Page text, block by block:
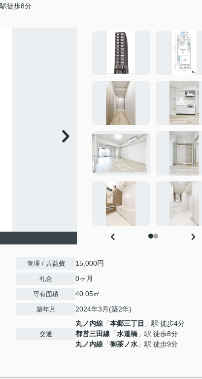
徒歩8分
管理 / 共益費 15,000円
礼金 0ヶ月
専有面積 40.05㎡
築年月 2024年3月(築2年)
交通
丸ノ内線 「本郷三丁目 」駅 徒歩4分
都営三田線 「水道橋 」駅 徒歩8分
丸ノ内線 「御茶ノ水 」駅 徒歩9分